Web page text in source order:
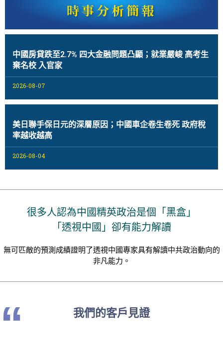
時事分析簡報
中國房貸跌至2.7% 四大金融問題凸顯；就業嚴峻 高考生
棄名校 入官家
2026-08-07
美日聯手保日元的深層原因；中國車企卷生卷死 政府稅
率越收越高
2026-08-04
很多人認為中國精英政治是個「黑盒」
「透視中國」卻有能力解讀
無可匹敵的預測成績證明了透視中國專家具有解讀中共政治動向的
非凡能力。
我們的客戶見證
“